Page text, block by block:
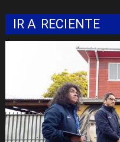
IR A RECIENTE